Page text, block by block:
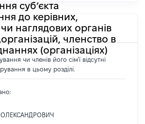
суб’єкта
до керівних,
чи наглядових органів
членство в
(організаціях)
чи членів його сім'ї відсутні
в цьому розділі.